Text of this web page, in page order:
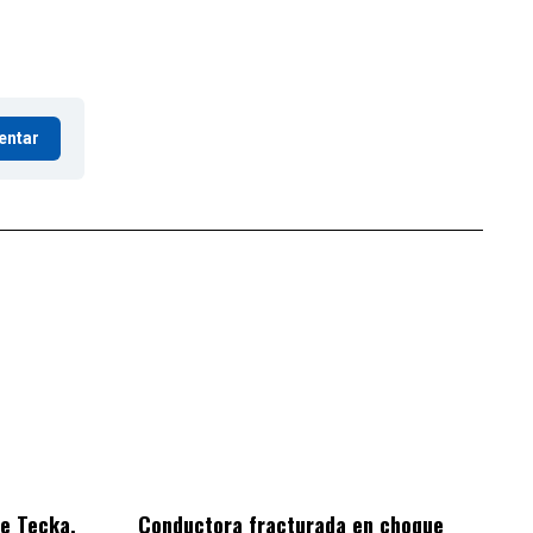
Tecka, Conductora fracturada en choque